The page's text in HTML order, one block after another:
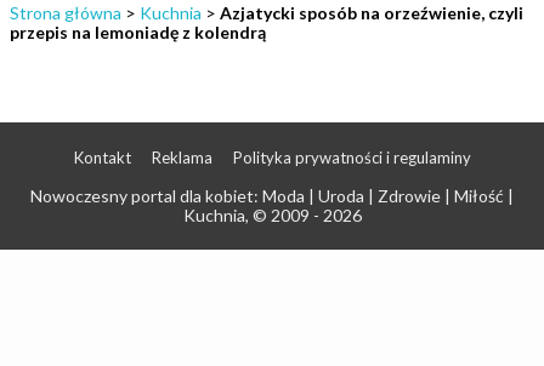
Strona główna > Kuchnia > Azjatycki sposób na orzeźwienie, czyli
przepis na lemoniadę z kolendrą
Kontakt Reklama Polityka prywatności i regulaminy
Nowoczesny portal dla kobiet: Moda | Uroda | Zdrowie | Miłość |
Kuchnia, © 2009 - 2026